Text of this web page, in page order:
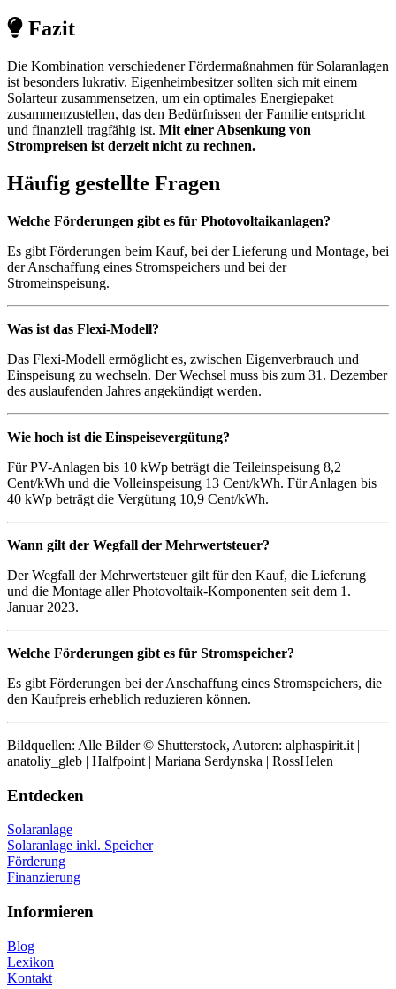
Fazit
Die Kombination verschiedener Fördermaßnahmen für Solaranlagen
ist besonders lukrativ. Eigenheimbesitzer sollten sich mit einem
Solarteur zusammensetzen, um ein optimales Energiepaket
zusammenzustellen, das den Bedürfnissen der Familie entspricht
und finanziell tragfähig ist. Mit einer Absenkung von
Strompreisen ist derzeit nicht zu rechnen.
Häufig gestellte Fragen
Welche Förderungen gibt es für Photovoltaikanlagen?
Es gibt Förderungen beim Kauf, bei der Lieferung und Montage, bei
der Anschaffung eines Stromspeichers und bei der
Stromeinspeisung.
Was ist das Flexi-Modell?
Das Flexi-Modell ermöglicht es, zwischen Eigenverbrauch und
Einspeisung zu wechseln. Der Wechsel muss bis zum 31. Dezember
des auslaufenden Jahres angekündigt werden.
Wie hoch ist die Einspeisevergütung?
Für PV-Anlagen bis 10 kWp beträgt die Teileinspeisung 8,2
Cent/kWh und die Volleinspeisung 13 Cent/kWh. Für Anlagen bis
40 kWp beträgt die Vergütung 10,9 Cent/kWh.
Wann gilt der Wegfall der Mehrwertsteuer?
Der Wegfall der Mehrwertsteuer gilt für den Kauf, die Lieferung
und die Montage aller Photovoltaik-Komponenten seit dem 1.
Januar 2023.
Welche Förderungen gibt es für Stromspeicher?
Es gibt Förderungen bei der Anschaffung eines Stromspeichers, die
den Kaufpreis erheblich reduzieren können.
Bildquellen: Alle Bilder © Shutterstock, Autoren: alphaspirit.it |
anatoliy_gleb | Halfpoint | Mariana Serdynska | RossHelen
Entdecken
Solaranlage
Solaranlage inkl. Speicher
Förderung
Finanzierung
Informieren
Blog
Lexikon
Kontakt